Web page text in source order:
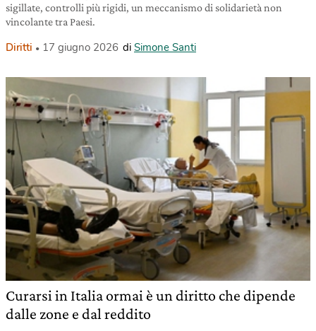
sigillate, controlli più rigidi, un meccanismo di solidarietà non
vincolante tra Paesi.
Diritti 17 giugno 2026 di Simone Santi
Curarsi in Italia ormai è un diritto che dipende
dalle zone e dal reddito